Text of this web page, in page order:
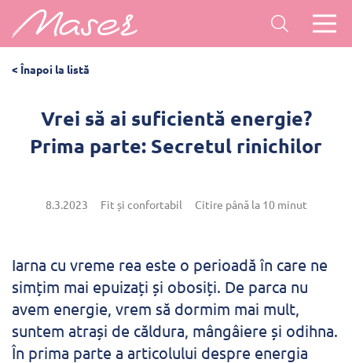
< Înapoi la listă
Vrei să ai suficientă energie?
Prima parte: Secretul rinichilor
8.3.2023 Fit și confortabil Citire până la 10 minut
Iarna cu vreme rea este o perioadă în care ne
simțim mai epuizați și obosiți. De parca nu
avem energie, vrem să dormim mai mult,
suntem atrași de căldura, mângâiere și odihna.
În prima parte a articolului despre energia